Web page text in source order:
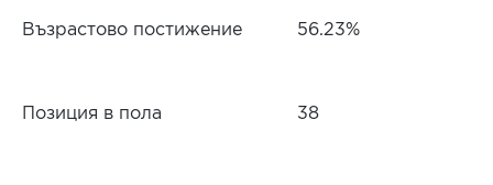
Възрастово постижение 56.23%
Позиция в пола 38